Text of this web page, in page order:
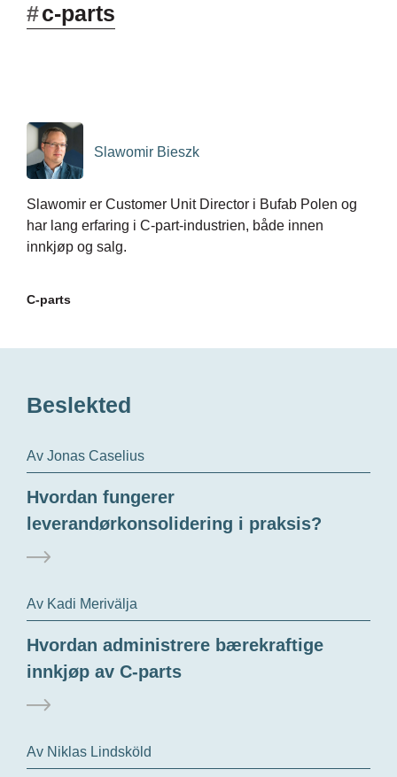
#c-parts
Slawomir Bieszk
Slawomir er Customer Unit Director i Bufab Polen og
har lang erfaring i C-part-industrien, både innen
innkjøp og salg.
C-parts
Beslekted
Av Jonas Caselius
Hvordan fungerer
leverandørkonsolidering i praksis?
Av Kadi Merivälja
Hvordan administrere bærekraftige
innkjøp av C-parts
Av Niklas Lindsköld